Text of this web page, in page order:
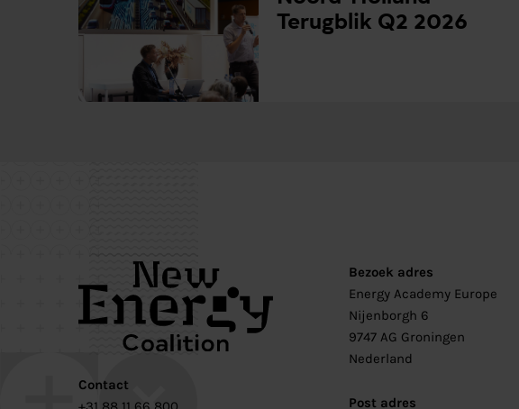
Terugblik Q2 2026
Contact
Bezoek adres
Energy Academy Europe
Nijenborgh 6
9747 AG Groningen
Nederland
Post adres